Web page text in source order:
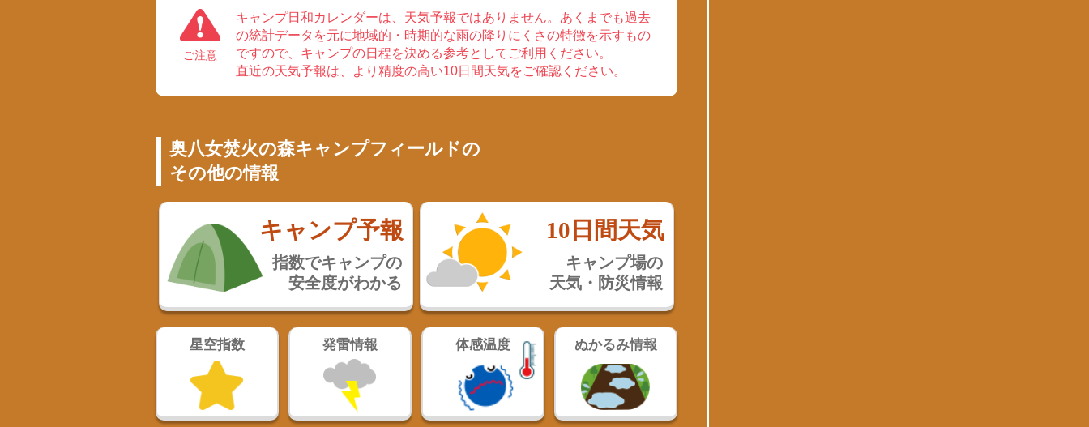
ご注意
キャンプ日和カレンダーは、天気予報ではありません。あくまでも過去
の統計データを元に地域的・時期的な雨の降りにくさの特徴を示すもの
ですので、キャンプの日程を決める参考としてご利用ください。
直近の天気予報は、より精度の高い10日間天気をご確認ください。
奥八女焚火の森キャンプフィールドの
その他の情報
キャンプ予報
指数でキャンプの
安全度がわかる
10日間天気
キャンプ場の
天気・防災情報
星空指数 発雷情報 体感温度 ぬかるみ情報